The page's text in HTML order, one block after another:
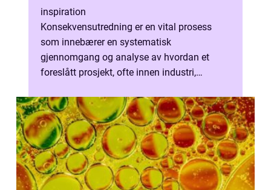
inspiration
Konsekvensutredning er en vital prosess
som innebærer en systematisk
gjennomgang og analyse av hvordan et
foreslått prosjekt, ofte innen industri,